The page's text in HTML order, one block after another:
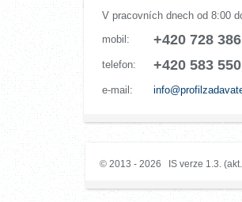
V pracovních dnech od 8:00
mobil:
+420 728
telefon: +420 583
e-mail:
© 2013 - 2026 IS verze 1.3.